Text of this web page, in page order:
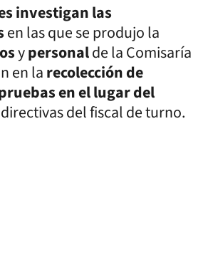
investigan las
en las que se produjo la
ypersonalde la Comisaría
en larecolección de
en el lugar del
del fiscal de turno.